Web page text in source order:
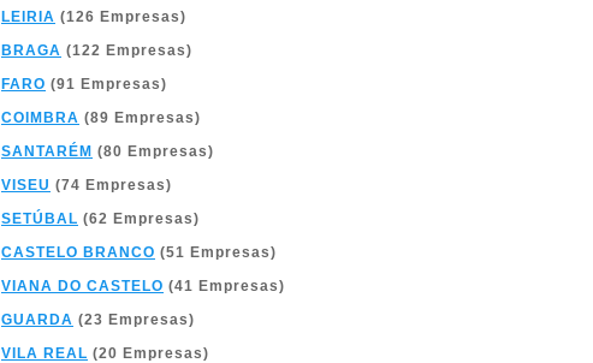
LEIRIA (126 Empresas)
BRAGA (122 Empresas)
FARO (91 Empresas)
COIMBRA (89 Empresas)
SANTARÉM (80 Empresas)
VISEU (74 Empresas)
SETÚBAL (62 Empresas)
CASTELO BRANCO (51 Empresas)
VIANA DO CASTELO (41 Empresas)
GUARDA (23 Empresas)
VILA REAL (20 Empresas)